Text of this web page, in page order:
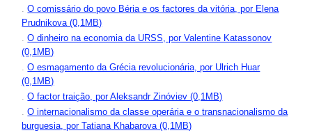
.O comissário do povo Béria e os factores da vitória, por Elena
Prudnikova (0,1MB)
.O dinheiro na economia da URSS, por Valentine Katassonov
(0,1MB)
.O esmagamento da Grécia revolucionária, por Ulrich Huar
(0,1MB)
.O factor traição, por Aleksandr Zinóviev (0,1MB)
.O internacionalismo da classe operária e o transnacionalismo da
burguesia, por Tatiana Khabarova (0,1MB)